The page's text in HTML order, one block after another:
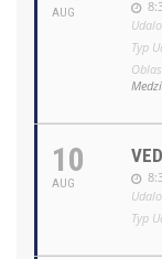
AUG
Typ
10
AUG
Typ